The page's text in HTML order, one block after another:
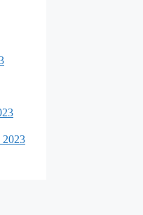
2023